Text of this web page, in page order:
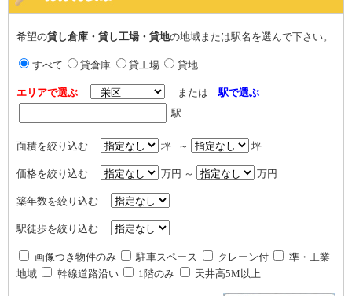
希望の貸し倉庫・貸し工場・貸地の地域または駅名を選んで下さい。
すべて 貸倉庫 貸工場 貸地
エリアで選ぶ または駅で選ぶ
駅
面積を絞り込む 坪 ～ 坪
価格を絞り込む 万円 ～ 万円
築年数を絞り込む
駅徒歩を絞り込む
画像つき物件のみ 駐車スペース クレーン付
準・工業
地域
幹線道路沿い 1階のみ 天井高5M以上